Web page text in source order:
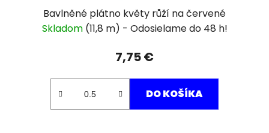
Bavlněné plátno květy růží na červené
Skladom (11,8 m)
7,75 €
DO KOŠÍKA